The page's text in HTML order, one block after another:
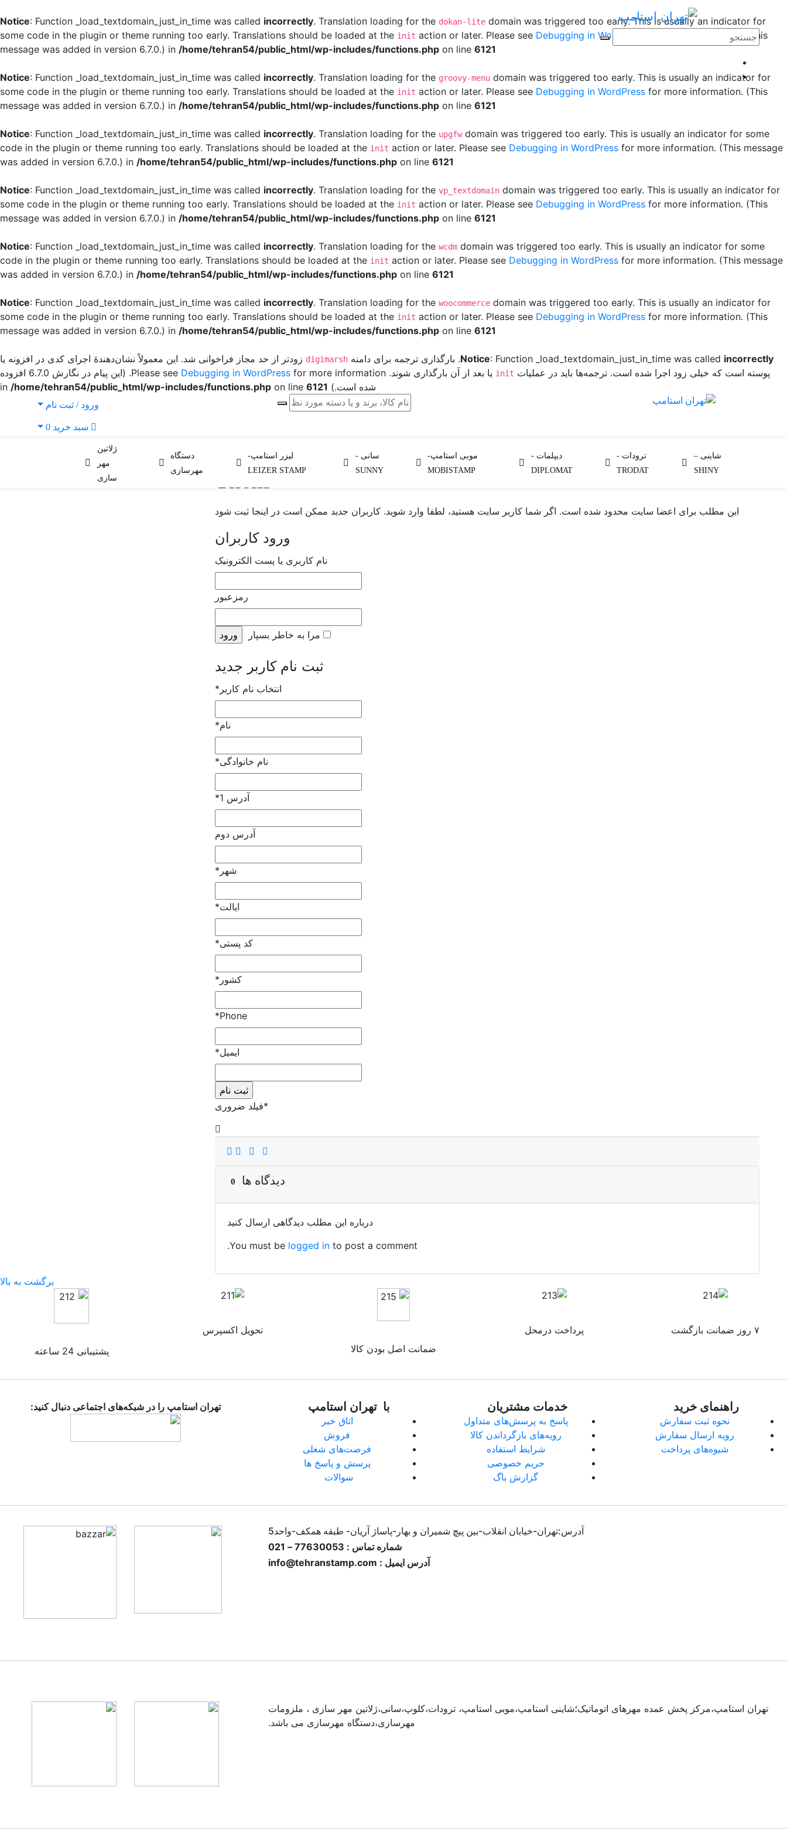
Notice: Function _load_textdomain_just_in_time was called incorrectly. Translation loading for the dokan-lite domain was triggered too early. This is usually an indicator for
some code in the plugin or theme running too early. Translations should be loaded at the init action or later. Please see Debugging in WordPress
for more information. (This
message was added in version 6.7.0.) in /home/tehran54/public_html/wp-includes/functions.php on line 6121
Notice: Function _load_textdomain_just_in_time was called incorrectly. Translation loading for the groovy-menu domain was triggered too early. This is usually an indicator for
some code in the plugin or theme running too early. Translations should be loaded at the init action or later. Please see Debugging in WordPress for more information. (This
message was added in version 6.7.0.) in /home/tehran54/public_html/wp-includes/functions.php on line 6121
Notice: Function _load_textdomain_just_in_time was called incorrectly. Translation loading for the upgfwdomain was triggered too early. This is usually an indicator for some
code in the plugin or theme running too early. Translations should be loaded at the init action or later. Please see Debugging in WordPress for more information. (This message
was added in version 6.7.0.) in /home/tehran54/public_html/wp-includes/functions.php on line 6121
Notice: Function _load_textdomain_just_in_time was called incorrectly. Translation loading for the vp_textdomain domain was triggered too early. This is usually an indicator for
some code in the plugin or theme running too early. Translations should be loaded at the init action or later. Please see Debugging in WordPress for more information. (This
message was added in version 6.7.0.) in /home/tehran54/public_html/wp-includes/functions.php on line 6121
Notice: Function _load_textdomain_just_in_time was called incorrectly. Translation loading for the wcdm domain was triggered too early. This is usually an indicator for some
code in the plugin or theme running too early. Translations should be loaded at the init action or later. Please see Debugging in WordPress for more information. (This message
was added in version 6.7.0.) in /home/tehran54/public_html/wp-includes/functions.php on line 6121
Notice: Function _load_textdomain_just_in_time was called incorrectly. Translation loading for the woocommerce domain was triggered too early. This is usually an indicator for
some code in the plugin or theme running too early. Translations should be loaded at the init action or later. Please see Debugging in WordPress for more information. (This
message was added in version 6.7.0.) in /home/tehran54/public_html/wp-includes/functions.php on line 6121
Notice: Function _load_textdomain_just_in_time was called incorrectly . بارگذاری ترجمه برای دامنه digimarsh زودتر از حد مجاز فراخوانی شد. این معمولاً نشان‌دهندهٔ اجرای کدی در افزونه یا
پوسته است که خیلی زود اجرا شده است. ترجمه‌ها باید در عملیات init یا بعد از آن بارگذاری شوند. Please see Debugging in WordPress
for more information. (این پیام در نگارش 6.7.0 افزوده
شده است.) in
/home/tehran54/public_html/wp-includes/functions.php on line 6121
ورود / ثبت نام
سبد خرید0
شاینی –
SHINY
ترودات -
TRODAT
دیپلمات -
DIPLOMAT
موبی استامپ-
MOBISTAMP
سانی -
SUNNY
لیزر استامپ-
LEIZER STAMP
دستگاه
مهرسازی
ژلاتین
مهر
سازی
COGS Calculation: Common Mistakes and How to Avoid
Them
این مطلب برای اعضا سایت محدود شده است. اگر شما کاربر سایت هستید، لطفا وارد شوید. کاربران جدید ممکن است در اینجا ثبت شود
ورود کاربران
نام کاربری یا پست الکترونیک
رمزعبور
مرا به خاطر بسپار
ثبت نام کاربر جدید
انتخاب نام کاربر *
نام*
نام خانوادگی*
آدرس 1 *
آدرس دوم
شهر *
ایالت*
کد پستی*
کشور *
Phone
*
ایمیل*
*فیلد ضروری
دیدگاه ها 0
درباره این مطلب دیدگاهی ارسال کنید
You must be logged in to post a comment.
برگشت به بالا
پشتیبانی 24 ساعته
تحویل اکسپرس
ضمانت اصل بودن کالا
پرداخت درمحل ۷ روز ضمانت بازگشت
تهران استامپ را در شبکه‌های اجتماعی دنبال کنید: با تهران استامپ
اتاق خبر
فروش
فرصت‌های شغلی
پرسش و پاسخ ها
سوالات
خدمات مشتریان
پاسخ به پرسش‌های متداول
رویه‌های بازگرداندن کالا
شرایط استفاده
حریم خصوصی
گزارش باگ
راهنمای خرید
نحوه ثبت سفارش
رویه ارسال سفارش
شیوه‌های پرداخت
آدرس:تهران-خیابان انقلاب-بین پیچ شمیران و بهار-پاساژ آریان- طبقه همکف-واحد5
شماره تماس : 77630053 – 021
آدرس ایمیل : info@tehranstamp.com
تهران استامپ،مرکز پخش عمده مهرهای اتوماتیک؛شاینی استامپ،موبی استامپ، ترودات،کلوپ،سانی،ژلاتین مهر سازی ، ملزومات
مهرسازی،دستگاه مهرسازی می باشد.